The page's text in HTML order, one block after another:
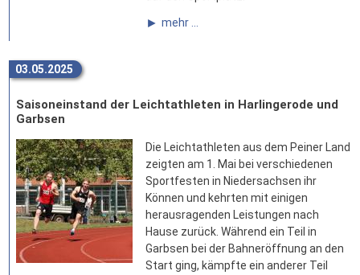
mehr ...
03.05.2025
Saisoneinstand der Leichtathleten in Harlingerode und
Garbsen
Die Leichtathleten aus dem Peiner Land
zeigten am 1. Mai bei verschiedenen
Sportfesten in Niedersachsen ihr
Können und kehrten mit einigen
herausragenden Leistungen nach
Hause zurück. Während ein Teil in
Garbsen bei der Bahneröffnung an den
Start ging, kämpfte ein anderer Teil